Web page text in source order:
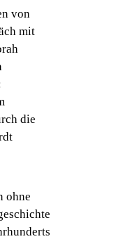
von
mit
die
ohne